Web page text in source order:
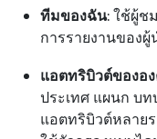
ทีมของฉัน: ใช้ผู้ช
การรายงานของผู้
แอตทริบิวต์ของอ
ประเทศ แผนก บ
แอตทริบิวต์หลาย